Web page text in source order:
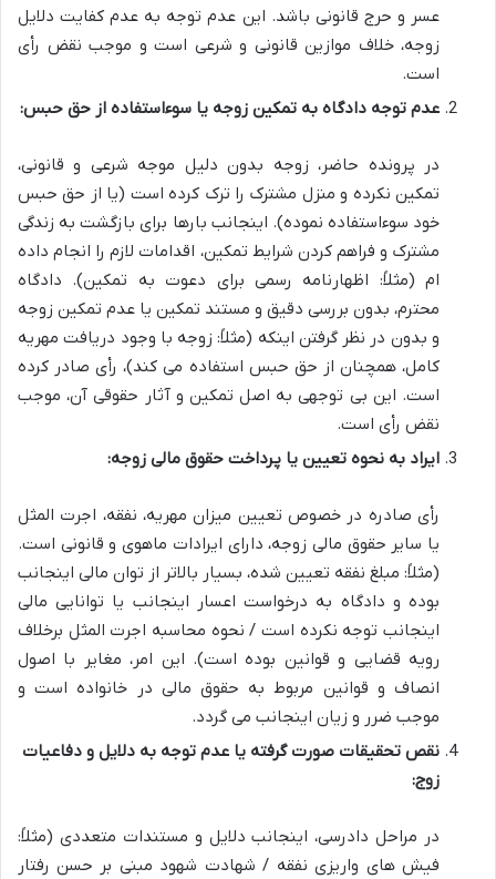
عسر و حرج قانونی باشد. این عدم توجه به عدم کفایت دلایل
زوجه،خلاف موازین قانونی و شرعی است و موجب نقض رأی
است.
عدم توجه دادگاه به تمکین زوجه یا سوءاستفاده از حق حبس:
در پرونده حاضر، زوجه بدون دلیل موجه شرعی و قانونی،
تمکین نکرده و منزل مشترک را ترک کرده است (یا از حق حبس
خود سوءاستفاده نموده). اینجانب بارها برای بازگشت به زندگی
مشترک و فراهم کردن شرایط تمکین، اقدامات لازم را انجام داده
ام (مثلاً: اظهارنامه رسمی برای دعوت به تمکین). دادگاه
محترم، بدون بررسی دقیق و مستند تمکین یا عدم تمکین زوجه
و بدون در نظر گرفتن اینکه (مثلاً: زوجه با وجود دریافت مهریه
کامل، همچنان از حق حبس استفاده می کند)، رأی صادر کرده
است. این بی توجهی به اصل تمکین و آثار حقوقی آن، موجب
نقض رأی است.
ایراد به نحوه تعیین یا پرداخت حقوق مالی زوجه:
رأی صادره در خصوص تعیین میزان مهریه، نفقه، اجرت المثل
یا سایر حقوق مالی زوجه، دارای ایرادات ماهوی و قانونی است.
(مثلاً: مبلغ نفقه تعیین شده، بسیار بالاتر از توان مالی اینجانب
بوده و دادگاه به درخواست اعسار اینجانب یا توانایی مالی
اینجانب توجه نکرده است / نحوه محاسبه اجرت المثل برخلاف
رویه قضایی و قوانین بوده است). این امر، مغایر با اصول
انصاف و قوانین مربوط به حقوق مالی در خانواده است و
موجب ضرر و زیان اینجانب می گردد.
نقص تحقیقات صورت گرفته یا عدم توجه به دلایل و دفاعیات
زوج:
در مراحل دادرسی، اینجانب دلایل و مستندات متعددی (مثلاً:
فیش های واریزی نفقه / شهادت شهود مبنی بر حسن رفتار